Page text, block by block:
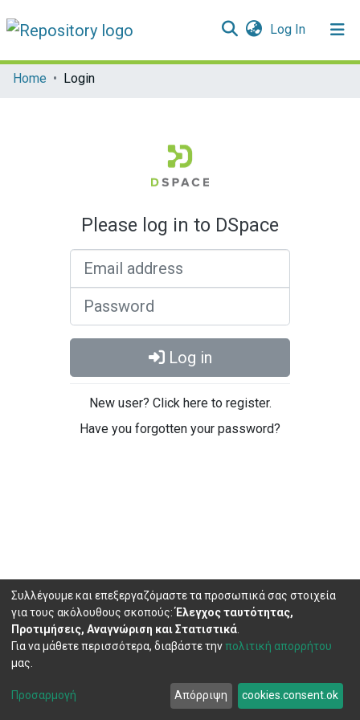
Log In(current)
Communities & Collections
Home Login
Please log in to DSpace
Log in
New user? Click here to register.
Have you forgotten your password?
Cookie
End User
Agreement
Send
Feedback
Συλλέγουμε και επεξεργαζόμαστε τα προσωπικά σας στοιχεία
για τους ακόλουθους σκοπούς:Έλεγχος ταυτότητας,
Προτιμήσεις, Αναγνώριση και Στατιστικά
Για να μάθετε περισσότερα, διαβάστε τηνπολιτική απορρήτου
μας.
Προσαρμογή Απόρριψη cookies.consent.ok